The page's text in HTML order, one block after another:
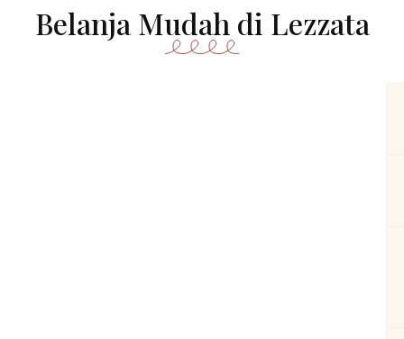
Belanja Mudah di Lezzata